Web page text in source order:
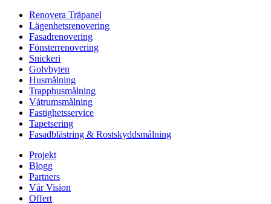
Renovera Träpanel
Lägenhetsrenovering
Fasadrenovering
Fönsterrenovering
Snickeri
Golvbyten
Husmålning
Trapphusmålning
Våtrumsmålning
Fastighetsservice
Tapetsering
Fasadblästring & Rostskyddsmålning
Projekt
Blogg
Partners
Vår Vision
Offert